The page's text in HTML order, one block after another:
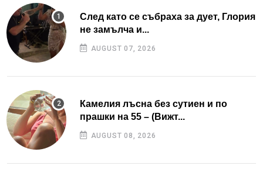
След като се събраха за дует, Глория
не замълча и...
AUGUST 07, 2026
Камелия лъсна без сутиен и по
прашки на 55 – (Вижт...
AUGUST 08, 2026